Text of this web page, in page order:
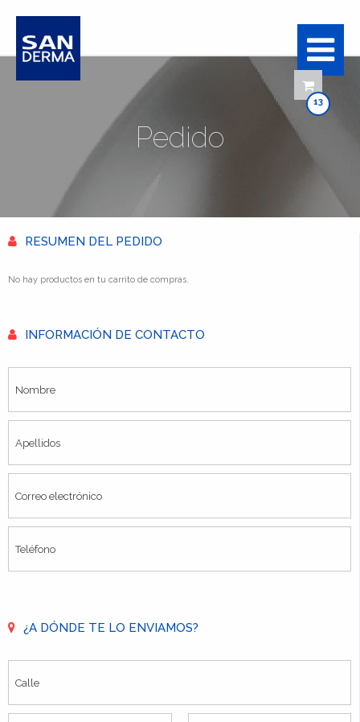
13
Pedido
RESUMEN DEL PEDIDO
No hay productos en tu carrito de compras.
INFORMACIÓN DE CONTACTO
¿A DÓNDE TE LO ENVIAMOS?